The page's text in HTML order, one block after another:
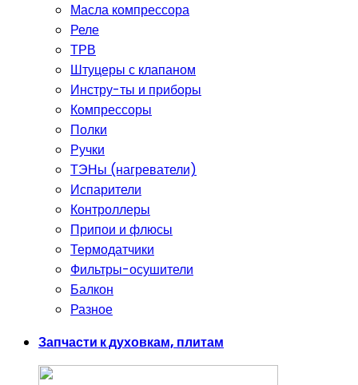
Масла компрессора
Реле
ТРВ
Штуцеры с клапаном
Инстру-ты и приборы
Компрессоры
Полки
Ручки
ТЭНы (нагреватели)
Испарители
Контроллеры
Припои и флюсы
Термодатчики
Фильтры-осушители
Балкон
Разное
Запчасти к духовкам, плитам